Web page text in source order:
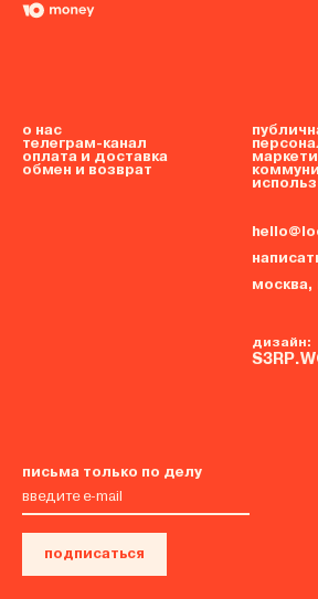
письма только по делу
подписаться
о нас
телеграм-канал
оплата и доставка
обмен и возврат
москва,
дизайн: